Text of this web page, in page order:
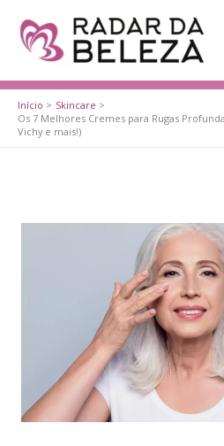
para
conteúdo
Início
Skincare
Os 7 Melhores Cremes para Rugas
Vichy e mais!)